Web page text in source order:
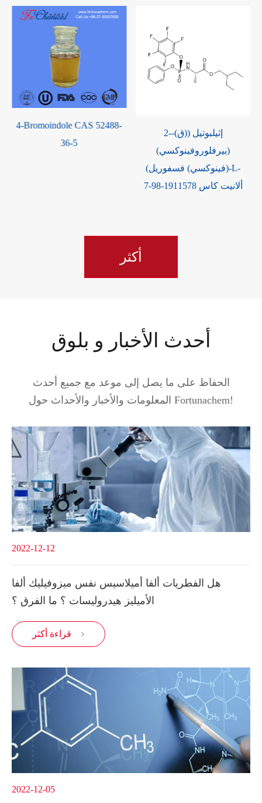
N-methyl-2-sulfanylbenzamide
CAS 20054-45-9
أكثر
أحدث الأخبار و بلوق
الحفاظ على ما يصل إلى موعد مع جميع أحدث
المعلومات والأخبار والأحداث حول Fortunachem!
2022-12-12
هل الفطريات ألفا أميلاسيس نفس ميزوفيليك ألفا
الأميليز هيدروليسات ؟ ما الفرق ؟
قراءة أكثر 
2022-12-05